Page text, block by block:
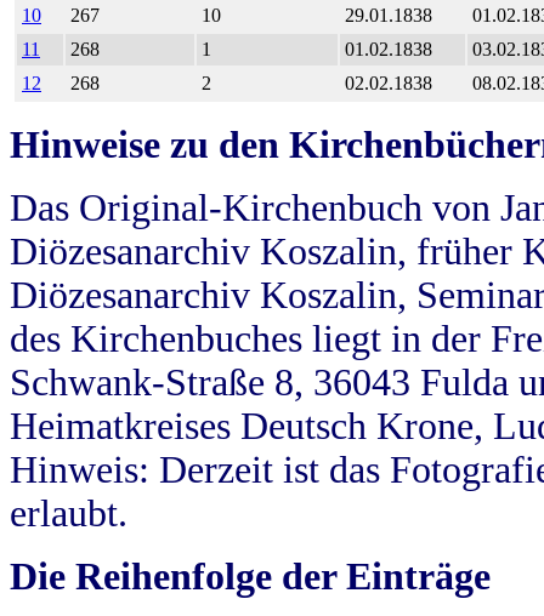
10
267 10 29.01.1838
11
268 1 01.02.1838
12
268 2 02.02.1838
Hinweise zu den
Das Original-Kirchenbuch von
Diözesanarchiv Koszalin, früher
Diözesanarchiv Koszalin,
des Kirchenbuches liegt in der
Schwank-Straße 8, 36043 Fulda
Heimatkreises Deutsch Krone,
Hinweis: Derzeit ist das
erlaubt.
Die Reihenfolge der Einträge